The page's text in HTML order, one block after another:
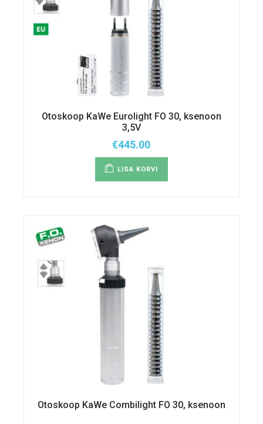
Otoskoop KaWe Eurolight FO 30, ksenoon
3,5V
€445.00
LISA KORVI
Otoskoop KaWe Combilight FO 30, ksenoon